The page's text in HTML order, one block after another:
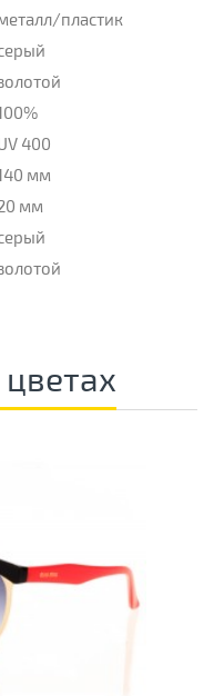
пластик
400
мм
мм